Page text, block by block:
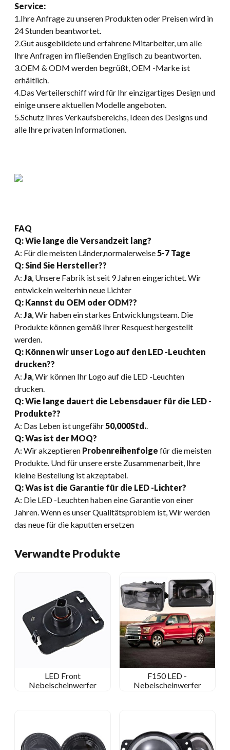
Service:
1.Ihre Anfrage zu unseren Produkten oder Preisen wird in
24 Stunden beantwortet.
2.Gut ausgebildete und erfahrene Mitarbeiter, um alle
Ihre Anfragen im fließenden Englisch zu beantworten.
3.OEM & ODM werden begrüßt, OEM -Marke ist
erhältlich.
4.Das Verteilerschiff wird für Ihr einzigartiges Design und
einige unsere aktuellen Modelle angeboten.
5.Schutz Ihres Verkaufsbereichs, Ideen des Designs und
alle Ihre privaten Informationen.
FAQ
Q: Wie lange die Versandzeit lang?
A: Für die meisten Länder,normalerweise 5-7 Tage
Q: Sind Sie Hersteller??
A: Ja , Unsere Fabrik ist seit 9 Jahren eingerichtet. Wir
entwickeln weiterhin neue Lichter
Q: Kannst du OEM oder ODM??
A: Ja , Wir haben ein starkes Entwicklungsteam. Die
Produkte können gemäß Ihrer Resquest hergestellt
werden.
Q: Können wir unser Logo auf den LED -Leuchten
drucken??
A: Ja , Wir können Ihr Logo auf die LED -Leuchten
drucken.
Q: Wie lange dauert die Lebensdauer für die LED -
Produkte??
A: Das Leben ist ungefähr 50,000Std.
Q: Was ist der MOQ?
A: Wir akzeptieren Probenreihenfolge für die meisten
Produkte. Und für unsere erste Zusammenarbeit, Ihre
kleine Bestellung ist akzeptabel.
Q: Was ist die Garantie für die LED -Lichter?
A: Die LED -Leuchten haben eine Garantie von einer
Jahren. Wenn es unser Qualitätsproblem ist, Wir werden
das neue für die kaputten ersetzen
Verwandte Produkte
LED Front
Nebelscheinwerfer
F150 LED -
Nebelscheinwerfer